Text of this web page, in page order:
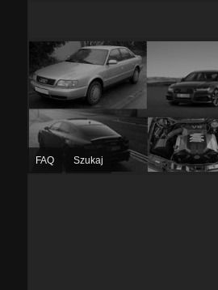
FAQ Szukaj